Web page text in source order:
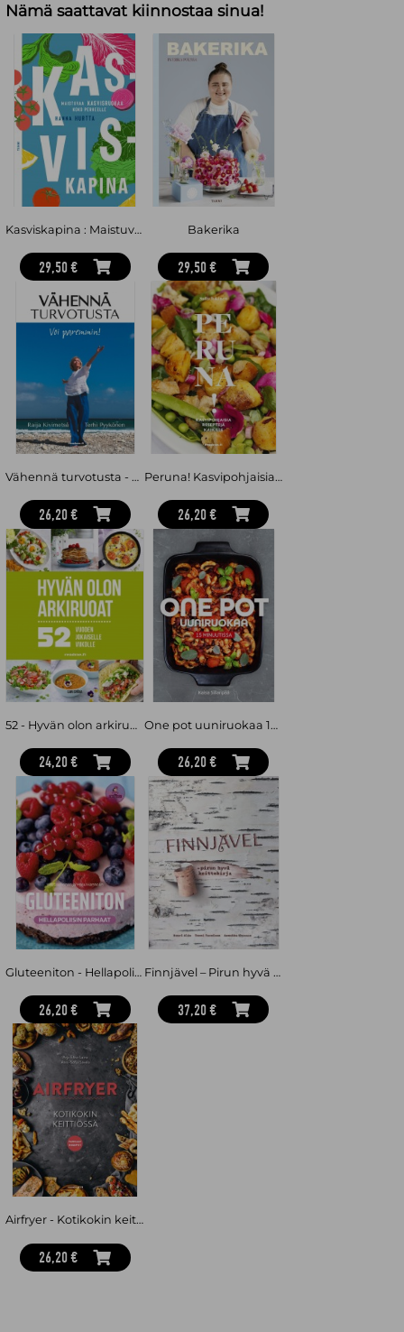
yksityiskohtaisia ohjeita ja tarkkoja piirroksia. Jotkut ohjeista
osaat lukea, osaat laittaa ruokaa.' – Entertainment Weekly
Julia Child (os. McWillimas, 1912–2004) oli amerikkalainen kokki,
ruokakirjailija ja televisiojuontaja. Hänet tunnetaan ennen
kaikkea klassikoksi nousseesta keittokirjastaan Ranskalaisen
keittiön salaisuudet (1961). Julia Child työskenteli toisen
maailmansodan aikana tutkimusassistenttina CIA:n edeltäjässä
Office of Strategic Servicessa, jonka komennuksella Ceylonissa
hän tapasi tulevan miehensä Paul Childin. Vuonna 1948
pariskunta muutti Pariisiin, mikä mullisti Julia Childin suhteen
ruokaan. Hän kävi kuuluisan Cordon Bleu -kokkikoulun ja alkoi
kirjoittaa ranskalaisen keittotaidon kirjaa amerikkalaiselle yleisölle
Simone Beckin ja Louisette Berthollen kanssa. Kirjasta tuli
myyntimenestys jo 1960-luvulla, ja sitä on myyty useilla kielillä siitä
asti. Child kirjoitti myös lukuisia muita keittokirjoja, juonsi 1960–
90-luvuilla ruokaohjelmia tv:ssä ja oli vuonna 1981 mukana
perustamassa American Institute of Food and Winea, jonka
tehtävänä on kasvattaa laaturuoan ja -viinien arvostusta.
Nämä saattavat kiinnostaa sinua!
Kasviskapina : Maistuvaa kasvisruokaa koko perheelle
29,50 €
Bakerika
29,50 €
Vähennä turvotusta - Voi paremmin
26,20 €
Peruna! Kasvipohjaisia perunareseptejä kaikille
26,20 €
52 - Hyvän olon arkiruoat vuoden jokaiselle viikolle
24,20 €
One pot uuniruokaa 15 minuutissa
26,20 €
Gluteeniton - Hellapoliisin parhaat
26,20 €
Finnjävel – Pirun hyvä keittokirja
37,20 €
Airfryer - Kotikokin keittiössä - parhaat reseptit
26,20 €